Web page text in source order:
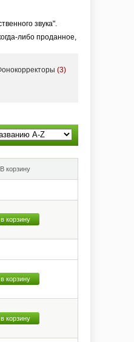
звука".
либо проданное,
(3)
В корзину
в корзину
в корзину
в корзину